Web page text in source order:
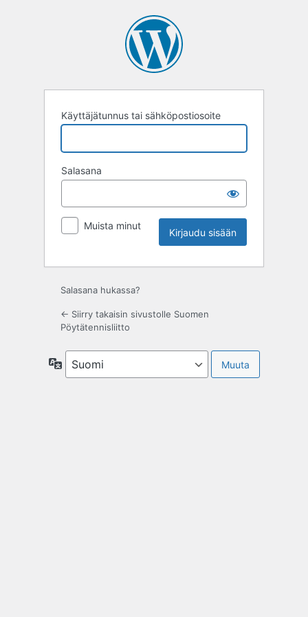
Käyttäjätunnus tai sähköpostiosoite
Salasana
Muista minut
Salasana hukassa?
← Siirry takaisin sivustolle Suomen
Pöytätennisliitto
Kieli